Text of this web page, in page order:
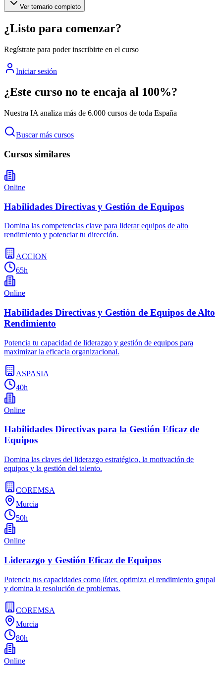
Ver temario completo
¿Listo para comenzar?
Regístrate para poder inscribirte en el curso
Iniciar sesión
¿Este curso no te encaja al 100%?
Nuestra IA analiza más de 6.000 cursos de toda España
Buscar más cursos
Cursos similares
Online
Habilidades Directivas y Gestión de Equipos
Domina las competencias clave para liderar equipos de alto
rendimiento y potenciar tu dirección.
ACCION
65h
Online
Habilidades Directivas y Gestión de Equipos de Alto
Rendimiento
Potencia tu capacidad de liderazgo y gestión de equipos para
maximizar la eficacia organizacional.
ASPASIA
40h
Online
Habilidades Directivas para la Gestión Eficaz de
Equipos
Domina las claves del liderazgo estratégico, la motivación de
equipos y la gestión del talento.
COREMSA
Murcia
50h
Online
Liderazgo y Gestión Eficaz de Equipos
Potencia tus capacidades como líder, optimiza el rendimiento grupal
y domina la resolución de problemas.
COREMSA
Murcia
80h
Online